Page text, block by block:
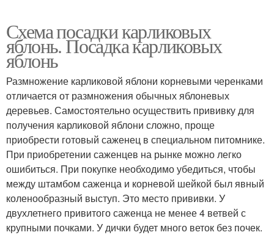
Схема посадки карликовых
яблонь. Посадка карликовых
яблонь
Размножение карликовой яблони корневыми черенками
отличается от размножения обычных яблоневых
деревьев. Самостоятельно осуществить прививку для
получения карликовой яблони сложно, проще
приобрести готовый саженец в специальном питомнике.
При приобретении саженцев на рынке можно легко
ошибиться. При покупке необходимо убедиться, чтобы
между штамбом саженца и корневой шейкой был явный
коленообразный выступ. Это место прививки. У
двухлетнего привитого саженца не менее 4 ветвей с
крупными почками. У дички будет много веток без почек.